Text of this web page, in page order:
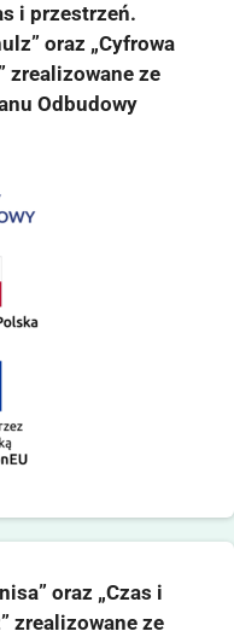
i przestrzeń.
oraz „Cyfrowa
zrealizowane ze
Odbudowy
oraz „Czas i
zrealizowane ze